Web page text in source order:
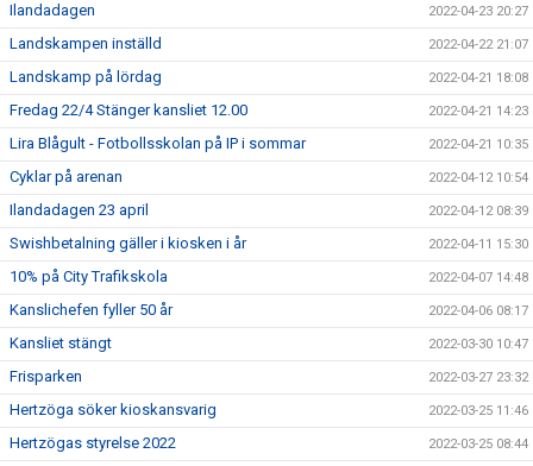
Ilandadagen 2022-04-23 20:27
Landskampen inställd 2022-04-22 21:07
Landskamp på lördag 2022-04-21 18:08
Fredag 22/4 Stänger kansliet 12.00 2022-04-21 14:23
Lira Blågult - Fotbollsskolan på IP i sommar 2022-04-21 10:35
Cyklar på arenan 2022-04-12 10:54
Ilandadagen 23 april 2022-04-12 08:39
Swishbetalning gäller i kiosken i år 2022-04-11 15:30
10% på City Trafikskola 2022-04-07 14:48
Kanslichefen fyller 50 år 2022-04-06 08:17
Kansliet stängt 2022-03-30 10:47
Frisparken 2022-03-27 23:32
Hertzöga söker kioskansvarig 2022-03-25 11:46
Hertzögas styrelse 2022 2022-03-25 08:44